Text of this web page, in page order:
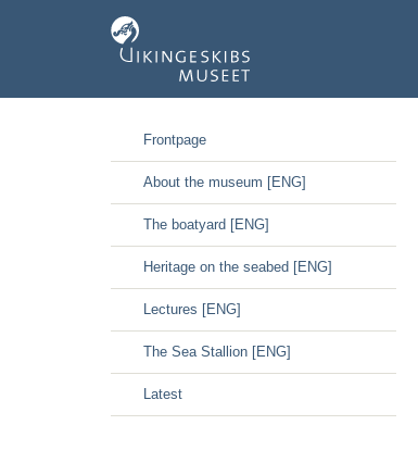
Frontpage
About the museum [ENG]
The boatyard [ENG]
Heritage on the seabed [ENG]
Lectures [ENG]
The Sea Stallion [ENG]
Latest